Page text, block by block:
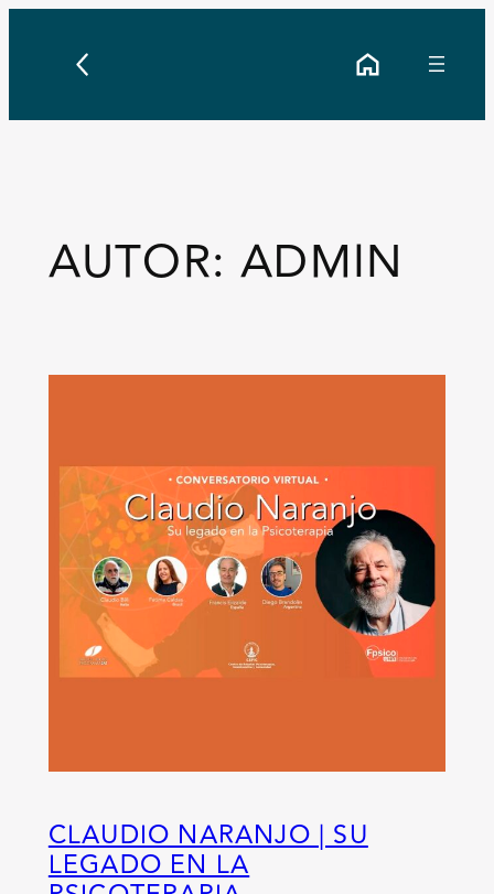
contenido
AUTOR:ADMIN
CLAUDIO NARANJO | SU
LEGADO EN LA